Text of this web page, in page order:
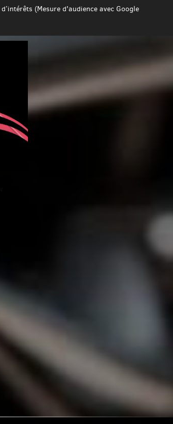
(Mesure d'audience avec Google